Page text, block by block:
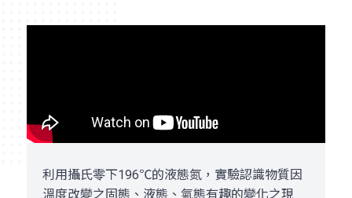
利用攝氏零下196℃的液態氮，實驗認識物質因
溫度改變之固態、液態、氣態有趣的變化之現